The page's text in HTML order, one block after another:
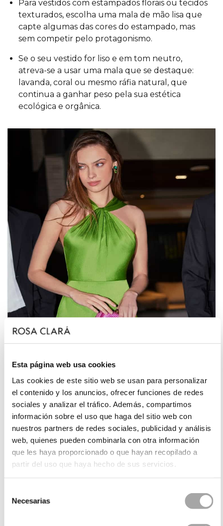
Esta página web usa cookies
Las cookies de este sitio web se usan para personalizar
el contenido y los anuncios, ofrecer funciones de redes
sociales y analizar el tráfico. Además, compartimos
información sobre el uso que haga del sitio web con
nuestros partners de redes sociales, publicidad y análisis
web, quienes pueden combinarla con otra información
que les haya proporcionado o que hayan recopilado a
partir del uso que haya hecho de sus servicios.
Necesarias
Para vestidos com estampados florais ou tecidos
texturados, escolha uma mala de mão lisa que
capte algumas das cores doestampado, mas
sem competir pelo protagonismo.
Se o seu vestido for liso e em tom neutro,
atreva-se a usar uma mala que se destaque:
lavanda, coral ou mesmo ráfia natural, que
continua a ganhar peso pela sua estética
ecológica e orgânica.
Vestido 9830 – Coleção Dani's Party
Designs que harmonizam com estampados e
tecidos:
Vestidos de tule, gaze ou tecidos vaporosos
combinam bem com malas rígidas tipo clutch,
que dão um contraste estrutural sem
Se o seu vestido já tiver detalhes bordados ou